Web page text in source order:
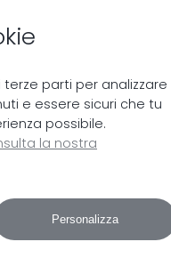
parti per analizzare
e essere sicuri che tu
possibile.
la nostra
Personalizza